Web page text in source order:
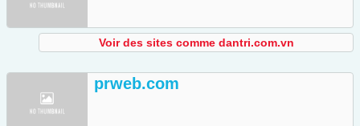
Voir des sites comme dantri.com.vn
prweb.com